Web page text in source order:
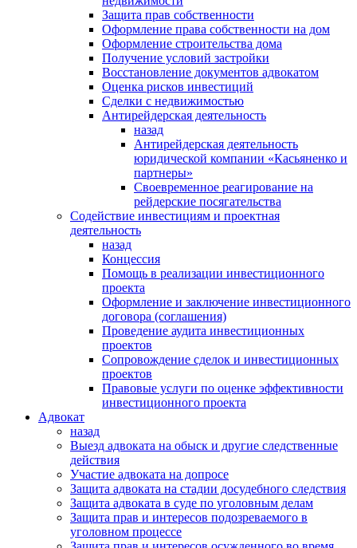
Защита прав собственности
Оформление права собственности на дом
Оформление строительства дома
Получение условий застройки
Восстановление документов адвокатом
Оценка рисков инвестиций
Сделки с недвижимостью
Антирейдерская деятельность
назад
Антирейдерская деятельность
юридической компании «Касьяненко и
партнеры»
Своевременное реагирование на
рейдерские посягательства
Содействие инвестициям и проектная
деятельность
назад
Концессия
Помощь в реализации инвестиционного
проекта
Оформление и заключение инвестиционного
договора (соглашения)
Проведение аудита инвестиционных
проектов
Сопровождение сделок и инвестиционных
проектов
Правовые услуги по оценке эффективности
инвестиционного проекта
Адвокат
назад
Выезд адвоката на обыск и другие следственные
действия
Участие адвоката на допросе
Защита адвоката на стадии досудебного следствия
Защита адвоката в суде по уголовным делам
Защита прав и интересов подозреваемого в
уголовном процессе